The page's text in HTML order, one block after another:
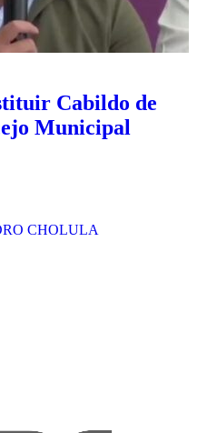
Cabildo de
Municipal
CHOLULA